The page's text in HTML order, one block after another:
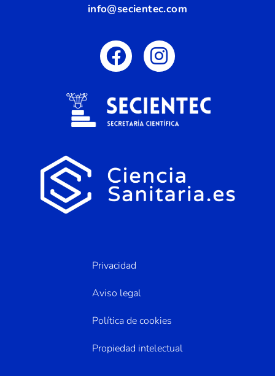
info@secientec.com
Privacidad
Aviso legal
Política de cookies
Propiedad intelectual